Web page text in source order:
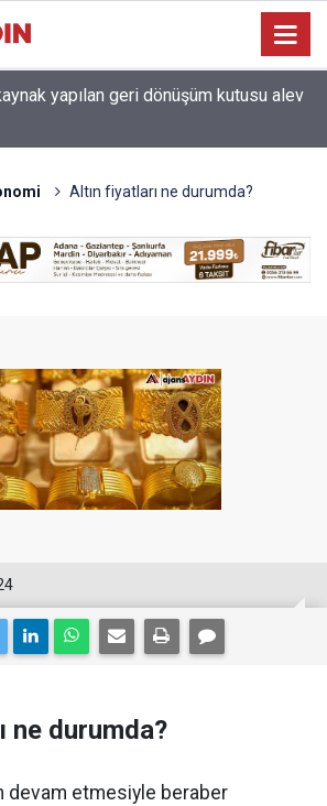
karşı şeritteki araca çarptı
Altın fiyatları ne durumda?
ne durumda?
devam etmesiyle beraber